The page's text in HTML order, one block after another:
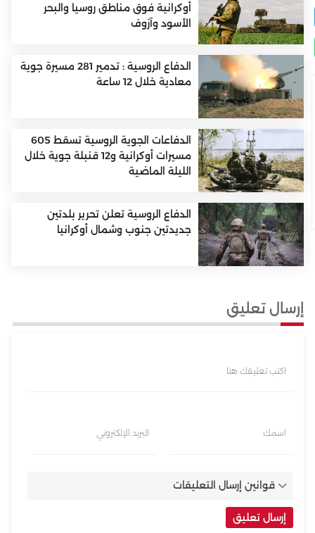
أوكرانية فوق مناطق روسيا والبحر
الأسود وآزوف
الدفاع الروسية : تدمير 281 مسيرة جوية
معادية خلال 12 ساعة
الدفاعات الجوية الروسية تسقط 605
مسيرات أوكرانية و12 قنبلة جوية خلال
الليلة الماضية
الدفاع الروسية تعلن تحرير بلدتين
جديدتين جنوب وشمال أوكرانيا
إرسال تعليق
اكتب تعليقك هنا
اسمك البريد الإلكتروني
قوانين إرسال التعليقات